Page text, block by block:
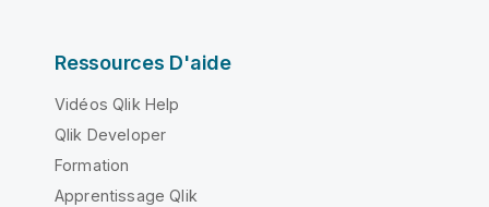
Ressources D'aide
Vidéos Qlik Help
Qlik Developer
Formation
Apprentissage Qlik